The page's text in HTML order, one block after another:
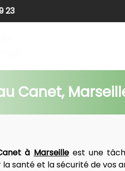
23
Canet,
à Marseille est une
santé et la sécurité de vos